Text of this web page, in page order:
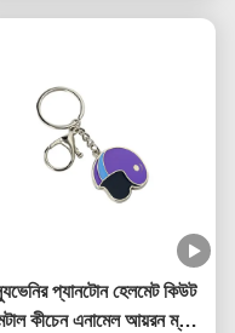
প্যানটোন হেলমেট কিউট
কীচেন এনামেল আয়রন ম্যান